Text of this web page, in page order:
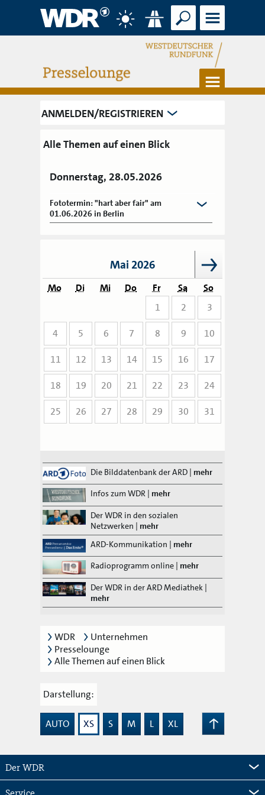
Verkehr
Suche Menü
Menü
ANMELDEN/REGISTRIEREN
Alle Themen auf einen Blick
Donnerstag, 28.05.2026
Fototermin: "hart aber fair" am
01.06.2026 in Berlin
Mai 2026
Mo Di Mi Do Fr Sa
So
1
2 3
4 5 6 7 8 9 10
11 12 13 14 15 16 17
18 19 20 21 22 23 24
25 26 27 28 29 30 31
Die Bilddatenbank der ARD | mehr
Infos zum WDR | mehr
Der WDR in den sozialen
Netzwerken | mehr
ARD-Kommunikation | mehr
Radioprogramm online mehr
Der WDR in der ARD Mediathek |
mehr
WDR
Unternehmen
Presselounge
Alle Themen auf einen Blick
Darstellung:
AUTO XS S M L
XL
Der WDR